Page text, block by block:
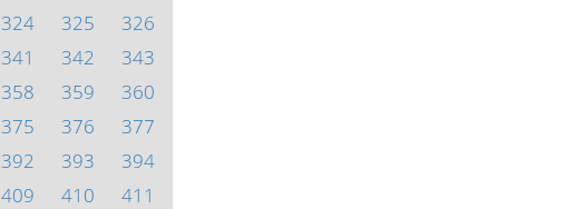
324 325
326
341 342
343
358 359
360
375 376
377
392 393
394
409 410
411